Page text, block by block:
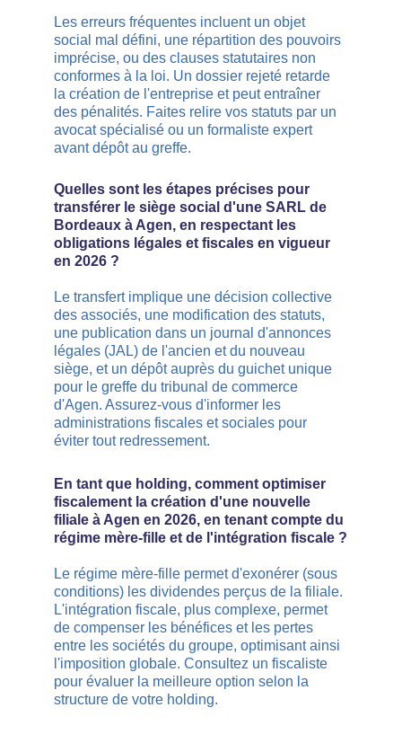
Les erreurs fréquentes incluent un objet
social mal défini, une répartition des pouvoirs
imprécise, ou des clauses statutaires non
conformes à la loi. Un dossier rejeté retarde
la création de l'entreprise et peut entraîner
des pénalités. Faites relire vos statuts par un
avocat spécialisé ou un formaliste expert
avant dépôt au greffe.
Quelles sont les étapes précises pour
transférer le siège social d'une SARL de
Bordeaux à Agen, en respectant les
obligations légales et fiscales en vigueur
en 2026 ?
Le transfert implique une décision collective
des associés, une modification des statuts,
une publication dans un journal d'annonces
légales (JAL) de l'ancien et du nouveau
siège, et un dépôt auprès du guichet unique
pour le greffe du tribunal de commerce
d'Agen. Assurez-vous d'informer les
administrations fiscales et sociales pour
éviter tout redressement.
En tant que holding, comment optimiser
fiscalement la création d'une nouvelle
filiale à Agen en 2026, en tenant compte du
régime mère-fille et de l'intégration fiscale ?
Le régime mère-fille permet d'exonérer (sous
conditions) les dividendes perçus de la filiale.
L'intégration fiscale, plus complexe, permet
de compenser les bénéfices et les pertes
entre les sociétés du groupe, optimisant ainsi
l'imposition globale. Consultez un fiscaliste
pour évaluer la meilleure option selon la
structure de votre holding.